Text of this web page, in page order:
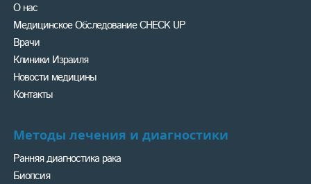
О нас
Медицинское Обследование CHECK UP
Врачи
Клиники Израиля
Новости медицины
Контакты
Методы лечения и диагностики
Ранняя диагностика рака
Биопсия